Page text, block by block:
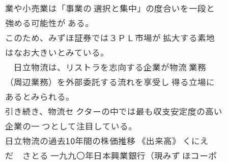
業や小売業は「事業の 選択と集中」の度合いを一段と
強める可能性が ある。
このため、みずほ証券では３ＰＬ市場が 拡大する素地
はなお大きいとみている。
日立物流は、リストラを志向する企業が物流 業務
（周辺業務）を外部委託する流れを享受し 得る立場に
あるとみられる。
引き続き、物流セ クターの中では最も収支安定度の高い
企業の一 つとして注目している。
日立物流の過去10年間の株価推移 《出来高》 くにえ
だ さとる 一九九〇年日本興業銀行（現みず ほコーポ